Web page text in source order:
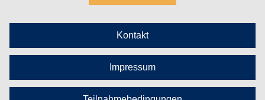
Kontakt
Impressum